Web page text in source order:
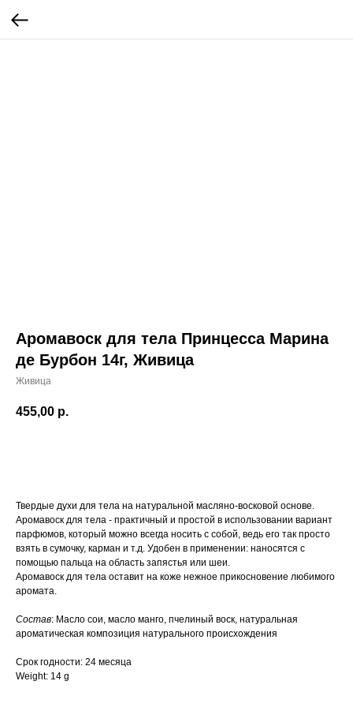
Аромавоск для тела Принцесса Марина
де Бурбон 14г, Живица
Живица
455,00 р.
Твердые духи для тела на натуральной масляно-восковой основе.
Аромавоск для тела - практичный и простой в использовании вариант
парфюмов, который можно всегда носить с собой, ведь его так просто
взять в сумочку, карман и т.д. Удобен в применении: наносятся с
помощью пальца на область запястья или шеи.
Аромавоск для тела оставит на коже нежное прикосновение любимого
аромата.
Состав: Масло сои, масло манго, пчелиный воск, натуральная
ароматическая композиция натурального происхождения
Срок годности: 24 месяца
Weight: 14 g